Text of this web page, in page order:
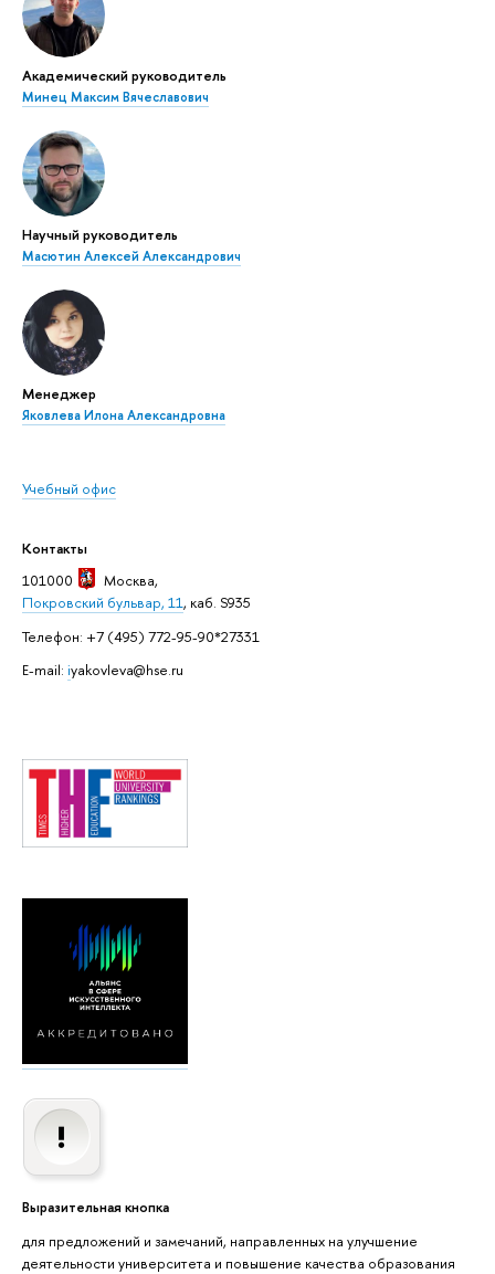
Академический руководитель
Минец Максим Вячеславович
Научный руководитель
Масютин Алексей Александрович
Менеджер
Яковлева Илона Александровна
Учебный офис
Контакты
101000
Москва,
Покровский бульвар, 11, каб. S935
Телефон: +7 (495) 772-95-90*27331
E-mail: iyakovleva@hse.ru
Выразительная кнопка
для предложений и замечаний, направленных на улучшение
деятельности университета и повышение качества образования